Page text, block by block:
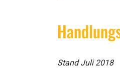
Stand Juli 2018